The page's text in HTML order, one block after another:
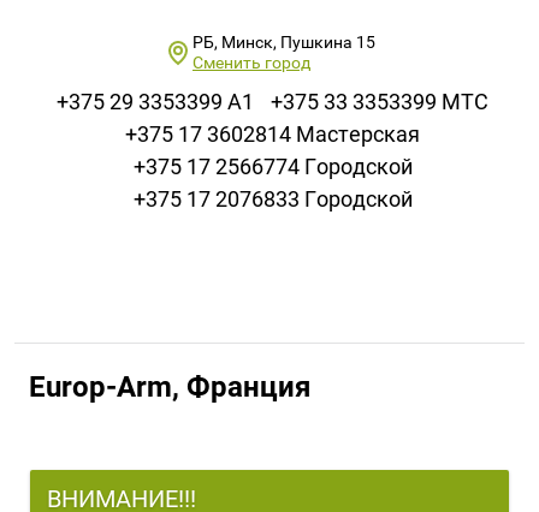
РБ, Минск, Пушкина 15
Сменить город
+375 29 3353399 A1
+375 33 3353399 МТС
+375 17 3602814 Мастерская
+375 17 2566774 Городской
+375 17 2076833 Городской
Europ-Arm, Франция
ВНИМАНИЕ!!!